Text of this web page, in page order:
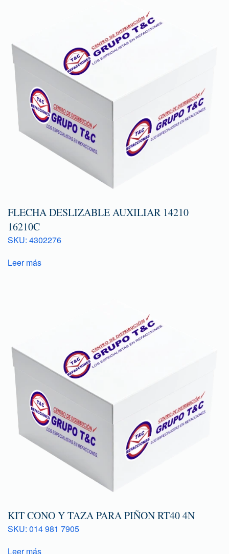
FLECHA DESLIZABLE AUXILIAR 14210
16210C
SKU: 4302276
Leer más
KIT CONO Y TAZA PARA PIÑON RT40 4N
SKU: 014 981 7905
Leer más